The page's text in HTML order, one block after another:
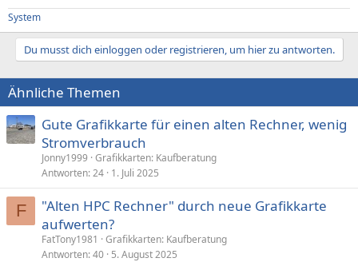
System
Du musst dich einloggen oder registrieren, um hier zu antworten.
Ähnliche Themen
Gute Grafikkarte für einen alten Rechner, wenig
Stromverbrauch
Jonny1999 Grafikkarten: Kaufberatung
Antworten 24 1. Juli 2025
F
"Alten HPC Rechner" durch neue Grafikkarte
aufwerten?
FatTony1981
Grafikkarten: Kaufberatung
Antworten 40 5. August 2025